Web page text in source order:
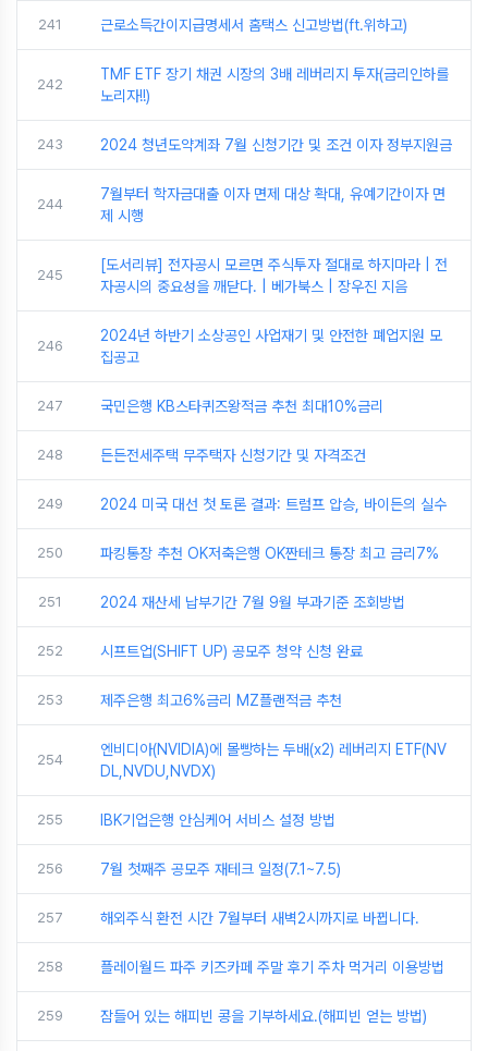
241 근로소득간이지급명세서 홈택스 신고방법(ft.위하고)
242
TMF ETF 장기 채권 시장의 3배 레버리지 투자(금리인하를
노리자!!)
243 2024 청년도약계좌 7월 신청기간 및 조건 이자 정부지원금
244
7월부터 학자금대출 이자 면제 대상 확대, 유예기간이자 면
제 시행
245
[도서리뷰] 전자공시 모르면 주식투자 절대로 하지마라 | 전
자공시의 중요성을 깨닫다. | 베가북스 | 장우진 지음
246
2024년 하반기 소상공인 사업재기 및 안전한 폐업지원 모
집공고
247 국민은행 KB스타퀴즈왕적금 추천 최대10%금리
248 든든전세주택 무주택자 신청기간 및 자격조건
249 2024 미국 대선 첫 토론 결과: 트럼프 압승, 바이든의 실수
250 파킹통장 추천 OK저축은행 OK짠테크 통장 최고 금리7%
251 2024 재산세 납부기간 7월 9월 부과기준 조회방법
252 시프트업(SHIFT UP) 공모주 청약 신청 완료
253 제주은행 최고6%금리 MZ플랜적금 추천
254
엔비디아(NVIDIA)에 몰빵하는 두배(x2) 레버리지 ETF(NV
DL,NVDU,NVDX)
255 IBK기업은행 안심케어 서비스 설정 방법
256 7월 첫째주 공모주 재테크 일정(7.1~7.5)
257 해외주식 환전 시간 7월부터 새벽2시까지로 바뀝니다.
258 플레이월드 파주 키즈카페 주말 후기 주차 먹거리 이용방법
259 잠들어 있는 해피빈 콩을 기부하세요.(해피빈 얻는 방법)